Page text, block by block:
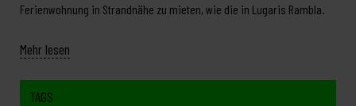
Ferienwohnung in Strandnähe zu mieten, wie die in Lugaris Rambla.
Mehr lesen
TAGS